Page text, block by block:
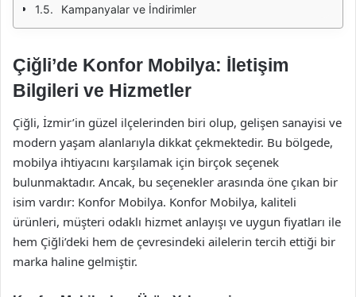
Kampanyalar ve İndirimler
Çiğli’de Konfor Mobilya: İletişim
Bilgileri ve Hizmetler
Çiğli, İzmir’in güzel ilçelerinden biri olup, gelişen sanayisi ve
modern yaşam alanlarıyla dikkat çekmektedir. Bu bölgede,
mobilya ihtiyacını karşılamak için birçok seçenek
bulunmaktadır. Ancak, bu seçenekler arasında öne çıkan bir
isim vardır: Konfor Mobilya. Konfor Mobilya, kaliteli
ürünleri, müşteri odaklı hizmet anlayışı ve uygun fiyatları ile
hem Çiğli’deki hem de çevresindeki ailelerin tercih ettiği bir
marka haline gelmiştir.